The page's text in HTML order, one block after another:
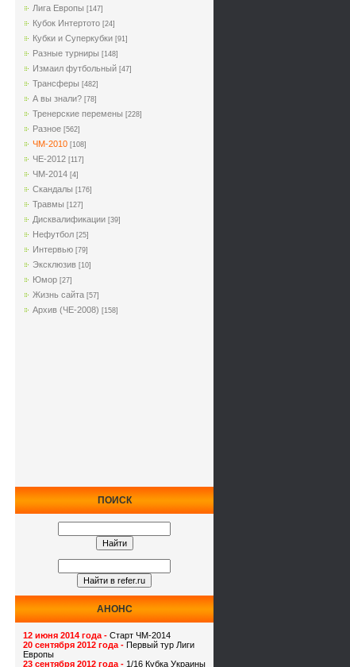
Лига Европы [147]
Кубок Интертото [24]
Кубки и Суперкубки [91]
Разные турниры [148]
Измаил футбольный [47]
Трансферы [482]
А вы знали? [78]
Тренерские перемены [228]
Разное [562]
ЧМ-2010 [108]
ЧЕ-2012 [117]
ЧМ-2014 [4]
Cкандалы [176]
Травмы [127]
Дисквалификации [39]
Нефутбол [25]
Интервью [79]
Эксклюзив [10]
Юмор [27]
Жизнь сайта [57]
Архив (ЧЕ-2008) [158]
ПОИСК
АНОНС
12 июня 2014 года - Старт ЧМ-2014
20 сентября 2012 года - Первый тур Лиги
Европы
23 сентября 2012 года - 1/16 Кубка Украины